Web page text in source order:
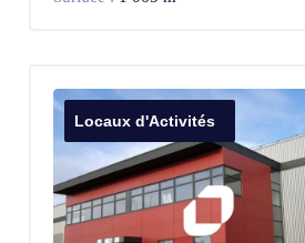
Locaux d'Activités